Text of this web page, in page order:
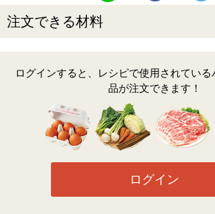
注文できる材料
ログインすると、レシピで使用されてい
品が注文できます！
ログイン